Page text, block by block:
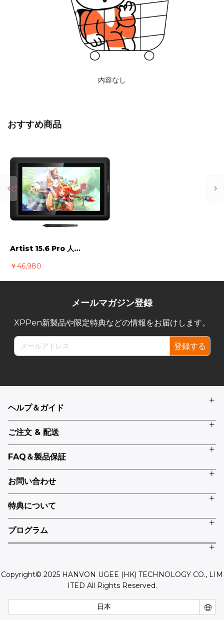
内容なし
おすすめ商品
Artist 15.6 Pro 人気の液晶ペンタブレット 18ヶ月メーカー保証
￥46,980
メールマガジン登録
XPPen新製品や限定特典などの情報をお届けします。
登録する
ヘルプ＆ガイド
ご注文 & 配送
FAQ＆製品保証
お問い合わせ
特典について
プログラム
Copyright© 2025 HANVON UGEE (HK) TECHNOLOGY CO., LIM
ITED All Rights Reserved.
日本